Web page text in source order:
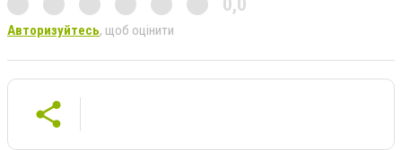
Авторизуйтесь, щоб оцінити